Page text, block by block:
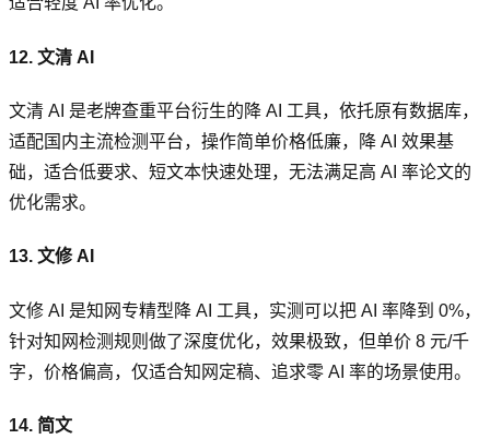
12. 文清 AI
文清 AI 是老牌查重平台衍生的降 AI 工具，依托原有数据库，
适配国内主流检测平台，操作简单价格低廉，降 AI 效果基
础，适合低要求、短文本快速处理，无法满足高 AI 率论文的
优化需求。
13. 文修 AI
文修 AI 是知网专精型降 AI 工具，实测可以把 AI 率降到 0%，
针对知网检测规则做了深度优化，效果极致，但单价 8 元/千
字，价格偏高，仅适合知网定稿、追求零 AI 率的场景使用。
14. 简文